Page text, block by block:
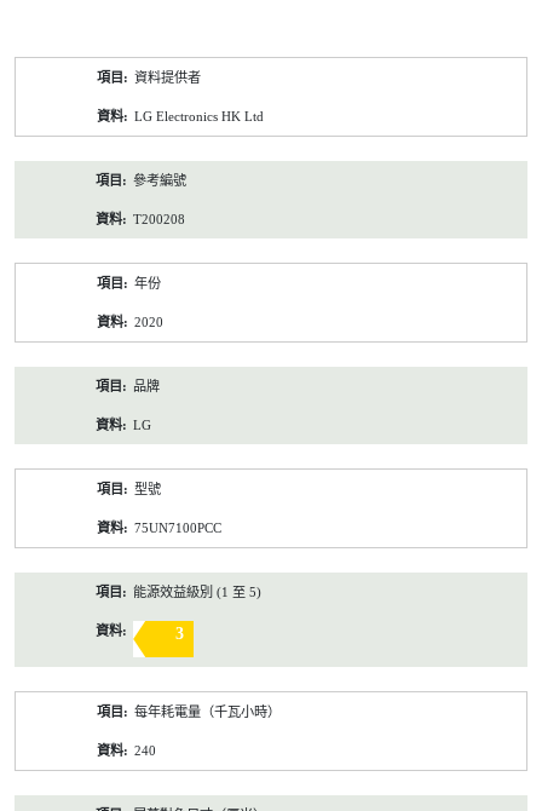
資料提供者
LG Electronics HK Ltd
參考編號
T200208
年份
2020
品牌
LG
型號
75UN7100PCC
能源效益級別 (1 至 5)
3
每年耗電量（千瓦小時）
240